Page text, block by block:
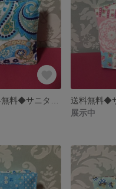
展示中